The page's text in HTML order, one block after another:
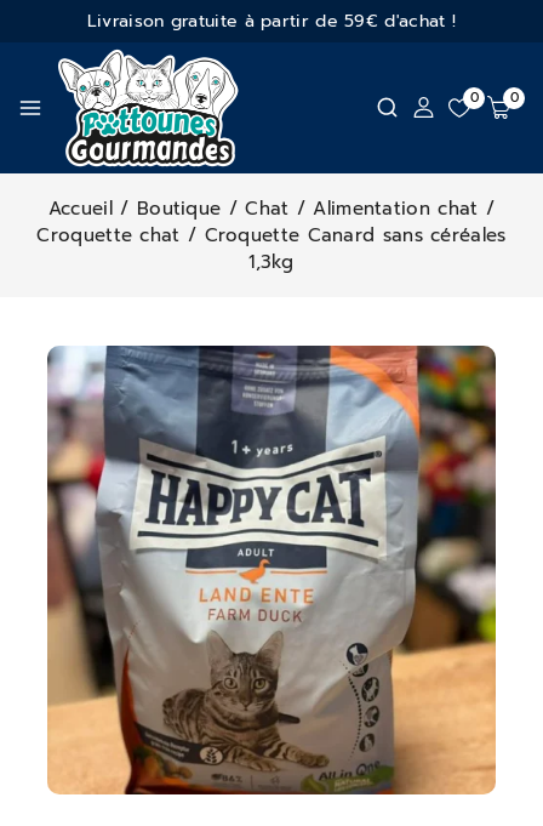
Livraison gratuite à partir de 59€ d'achat !
0 0
Accueil / Boutique / Chat / Alimentation chat /
Croquette chat / Croquette Canard sans céréales
1,3kg